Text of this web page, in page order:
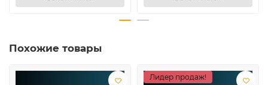
Похожие товары
Лидер продаж!